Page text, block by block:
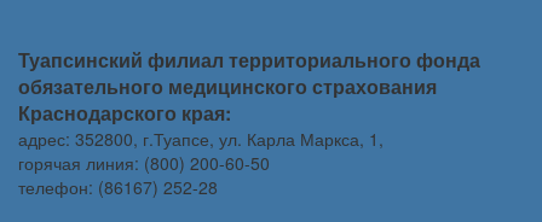
Туапсинский филиал территориального фонда
обязательного медицинского страхования
Краснодарского края:
адрес: 352800, г.Туапсе, ул. Карла Маркса, 1,
горячая линия: (800) 200-60-50
телефон: (86167) 252-28